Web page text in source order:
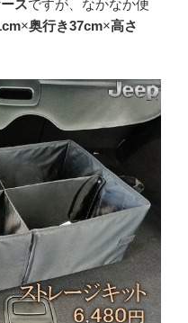
スですが、なかなか便
×奥行き37cm×高さ